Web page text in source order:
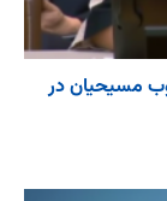
مسیحیان در